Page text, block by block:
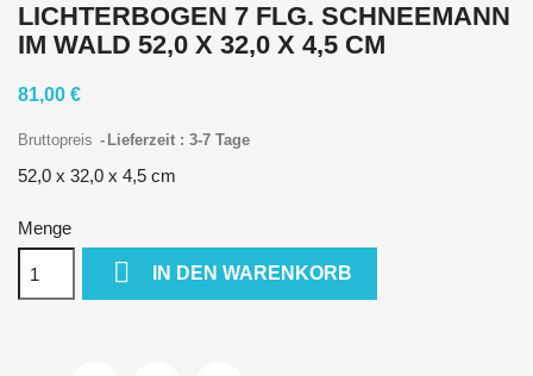
LICHTERBOGEN 7 FLG. SCHNEEMANN
IM WALD 52,0 X 32,0 X 4,5 CM
81,00 €
Bruttopreis Lieferzeit : 3-7 Tage
52,0 x 32,0 x 4,5 cm
Menge
 IN DEN WARENKORB